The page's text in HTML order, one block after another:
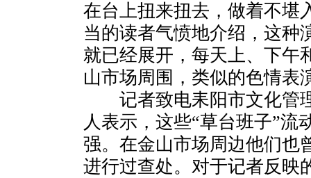
在台上扭来扭去，做着不堪
当的读者气愤地介绍，这种
就已经展开，每天上、下午
山市场周围，类似的色情表
记者致电耒阳市文化管
人表示，这些“草台班子”流
强。在金山市场周边他们也
进行过查处。对于记者反映